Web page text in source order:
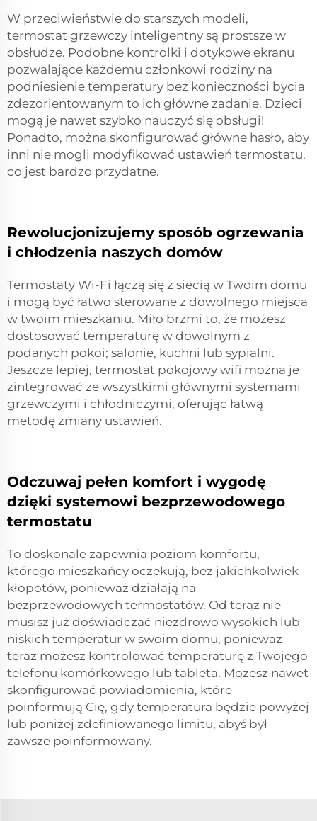
W przeciwieństwie do starszych modeli,
termostat grzewczy inteligentny są prostsze w
obsłudze. Podobne kontrolki i dotykowe ekranu
pozwalające każdemu członkowi rodziny na
podniesienie temperatury bez konieczności bycia
zdezorientowanym to ich główne zadanie. Dzieci
mogą je nawet szybko nauczyć się obsługi!
Ponadto, można skonfigurować główne hasło, aby
inni nie mogli modyfikować ustawień termostatu,
co jest bardzo przydatne.
Rewolucjonizujemy sposób ogrzewania
i chłodzenia naszych domów
Termostaty Wi-Fi łączą się z siecią w Twoim domu
i mogą być łatwo sterowane z dowolnego miejsca
w twoim mieszkaniu. Miło brzmi to, że możesz
dostosować temperaturę w dowolnym z
podanych pokoi; salonie, kuchni lub sypialni.
Jeszcze lepiej, termostat pokojowy wifi można je
zintegrować ze wszystkimi głównymi systemami
grzewczymi i chłodniczymi, oferując łatwą
metodę zmiany ustawień.
Odczuwaj pełen komfort i wygodę
dzięki systemowi bezprzewodowego
termostatu
To doskonale zapewnia poziom komfortu,
którego mieszkańcy oczekują, bez jakichkolwiek
kłopotów, ponieważ działają na
bezprzewodowych termostatów. Od teraz nie
musisz już doświadczać niezdrowo wysokich lub
niskich temperatur w swoim domu, ponieważ
teraz możesz kontrolować temperaturę z Twojego
telefonu komórkowego lub tableta. Możesz nawet
skonfigurować powiadomienia, które
poinformują Cię, gdy temperatura będzie powyżej
lub poniżej zdefiniowanego limitu, abyś był
zawsze poinformowany.